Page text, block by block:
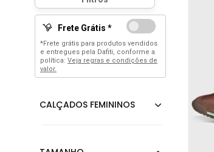
Frete Grátis *
*Frete grátis para produtos vendidos
e entregues pela Dafiti, conforme a
política: Veja regras e condições de
valor.